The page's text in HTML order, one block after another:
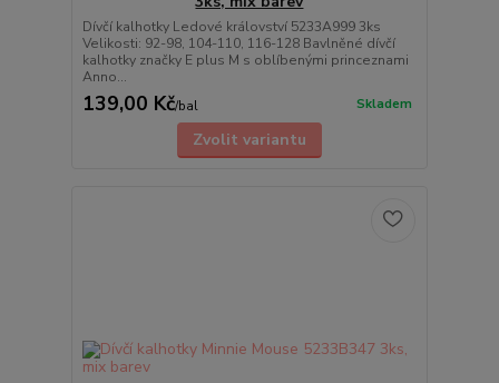
Dívčí kalhotky Ledové království 5233A999 3ks
Velikosti: 92-98, 104-110, 116-128 Bavlněné dívčí
kalhotky značky E plus M s oblíbenými princeznami
Anno...
139,00 Kč/bal Skladem
Zvolit variantu